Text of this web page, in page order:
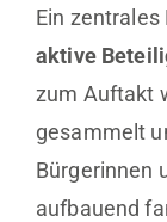
Ein
aktive
zum Auftakt
gesammelt
Bürgerinnen
aufbauend